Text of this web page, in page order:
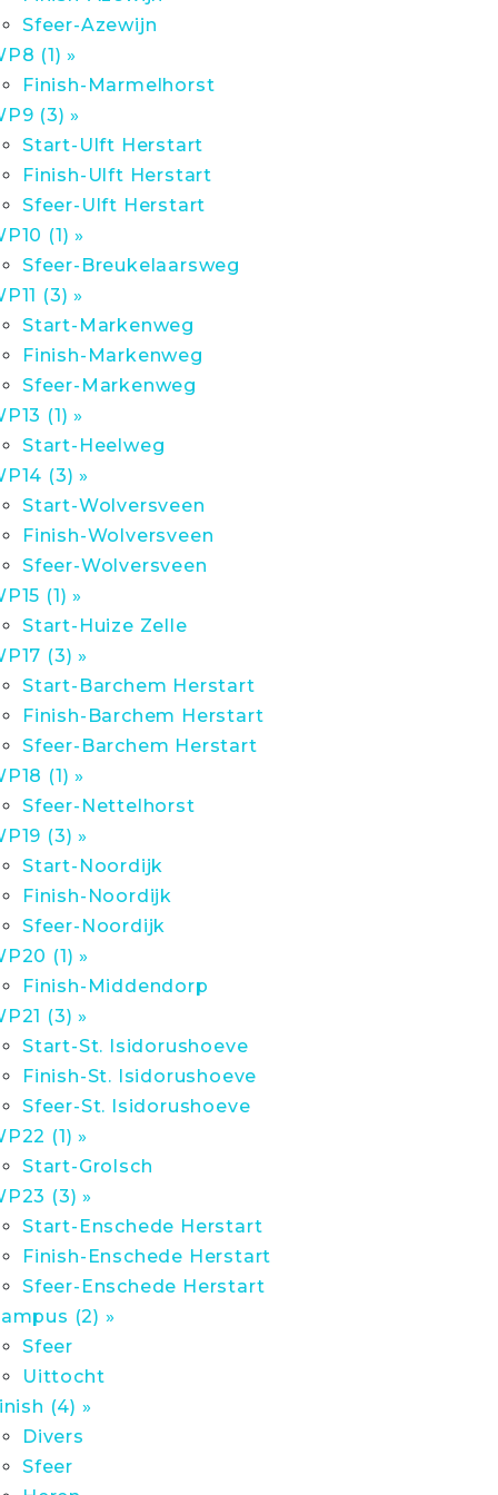
Sfeer-Azewijn
(1) »
Finish-Marmelhorst
(3) »
Start-Ulft Herstart
Finish-Ulft Herstart
Sfeer-Ulft Herstart
(1) »
Sfeer-Breukelaarsweg
(3) »
Start-Markenweg
Finish-Markenweg
Sfeer-Markenweg
(1) »
Start-Heelweg
(3) »
Start-Wolversveen
Finish-Wolversveen
Sfeer-Wolversveen
(1) »
Start-Huize Zelle
(3) »
Start-Barchem Herstart
Finish-Barchem Herstart
Sfeer-Barchem Herstart
(1) »
Sfeer-Nettelhorst
(3) »
Start-Noordijk
Finish-Noordijk
Sfeer-Noordijk
(1) »
Finish-Middendorp
(3) »
Start-St. Isidorushoeve
Finish-St. Isidorushoeve
Sfeer-St. Isidorushoeve
(1) »
Start-Grolsch
(3) »
Start-Enschede Herstart
Finish-Enschede Herstart
Sfeer-Enschede Herstart
(2) »
Sfeer
Uittocht
(4) »
Divers
Sfeer